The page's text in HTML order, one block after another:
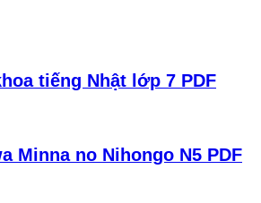
tiếng Nhật lớp 7 PDF
Minna no Nihongo N5 PDF